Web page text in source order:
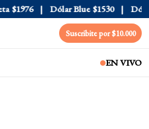
$1976 Dólar Blue $1530 Dólar
Suscribite por $10.000
EN VIVO